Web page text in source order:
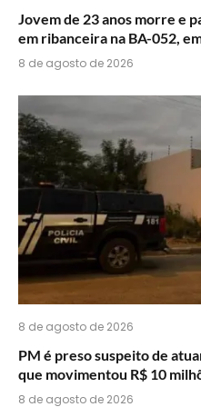
Jovem de 23 anos morre e
em ribanceira na BA-052,
8 de agosto de 2026
8 de agosto de 2026
PM é preso suspeito de
que movimentou R$ 10
8 de agosto de 2026